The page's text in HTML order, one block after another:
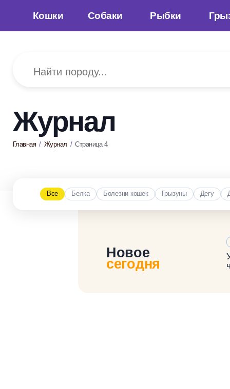
Кошки Собаки Рыбки
Журнал
Главная Журнал Страница 4
Все Белка Болезни кошек Грызуны Дегу
Новое
сегодня